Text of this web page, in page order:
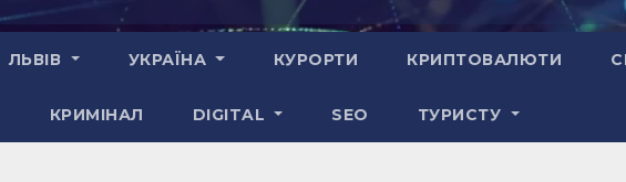
ЛЬВІВ УКРАЇНА КУРОРТИ КРИПТОВАЛЮТИ
КРИМІНАЛ DIGITAL SEO ТУРИСТУ